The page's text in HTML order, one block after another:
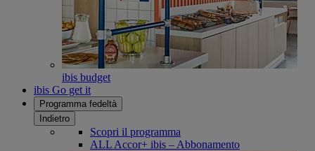
ibis budget
ibis Go get it
Programma fedeltà
Indietro
Scopri il programma
ALL Accor+ ibis – Abbonamento